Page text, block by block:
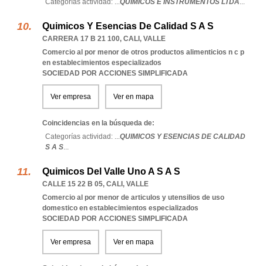
Categorías actividad: ...QUIMICOS E INSTRUMENTOS LTDA...
Quimicos Y Esencias De Calidad S A S
CARRERA 17 B 21 100, CALI , VALLE
Comercio al por menor de otros productos alimenticios n c p
en establecimientos especializados
SOCIEDAD POR ACCIONES SIMPLIFICADA
Ver empresa Ver en mapa
Coincidencias en la búsqueda de:
Categorías actividad: ...QUIMICOS Y ESENCIAS DE CALIDAD
S A S...
Quimicos Del Valle Uno A S A S
CALLE 15 22 B 05, CALI , VALLE
Comercio al por menor de articulos y utensilios de uso
domestico en establecimientos especializados
SOCIEDAD POR ACCIONES SIMPLIFICADA
Ver empresa Ver en mapa